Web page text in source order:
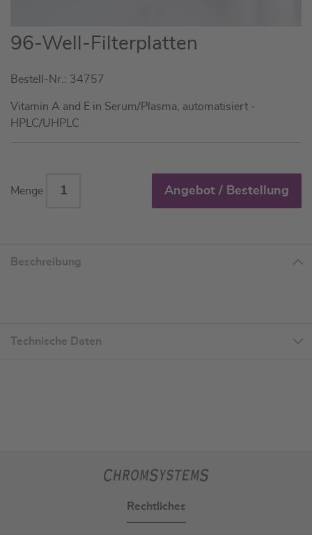
Zum
Anfang
Bildgalerie
springen
96-Well-Filterplatten
Bestell-Nr.: 34757
Vitamin A and E in Serum/Plasma, automatisiert -
HPLC/UHPLC
Menge Angebot / Bestellung
Beschreibung
Technische Daten
Rechtliches